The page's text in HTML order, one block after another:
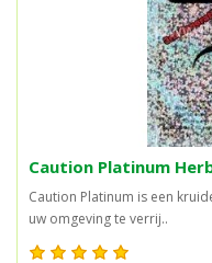
Caution Platinum
Caution Platinum is een
uw omgeving te verrij..